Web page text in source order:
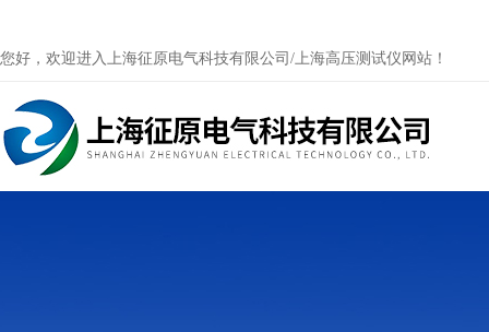
您好，欢迎进入上海征原电气科技有限公司/上海高压测试仪网站！